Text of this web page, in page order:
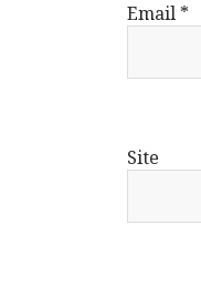
Email *
Site